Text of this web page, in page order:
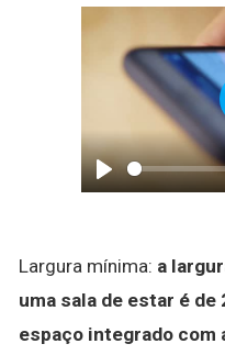
Play
Largura mínima: a
uma sala de estar é
espaço integrado com